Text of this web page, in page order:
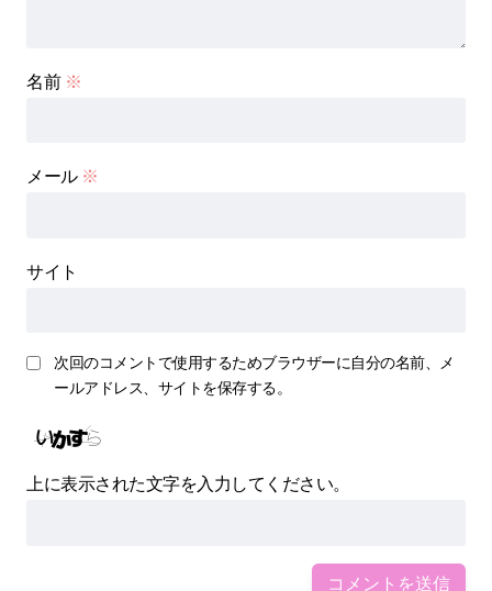
名前 ※
メール ※
サイト
次回のコメントで使用するためブラウザーに自分の名前、メ
ールアドレス、サイトを保存する。
上に表示された文字を入力してください。